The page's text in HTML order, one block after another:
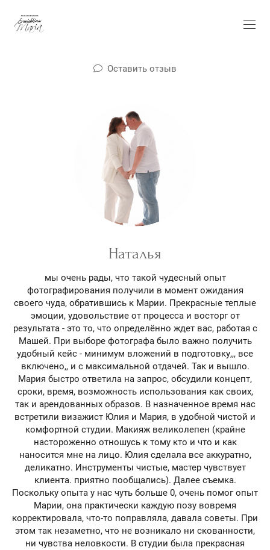
Оставить отзыв
Наталья
мы очень рады, что такой чудесный опыт
фотографирования получили в момент ожидания
своего чуда, обратившись к Марии. Прекрасные теплые
эмоции, удовольствие от процесса и восторг от
результата - это то, что определённо ждет вас, работая с
Машей. При выборе фотографа было важно получить
удобный кейс - минимум вложений в подготовку,,, все
включено,, и с максимальной отдачей. Так и вышло.
Мария быстро ответила на запрос, обсудили концепт,
сроки, время, возможность использования как своих,
так и арендованных образов. В назначенное время нас
встретили визажист Юлия и Мария, в удобной чистой и
комфортной студии. Макияж великолепен (крайне
настороженно отношусь к тому кто и что и как
наносится мне на лицо. Юлия сделала все аккуратно,
деликатно. Инструменты чистые, мастер чувствует
клиента. приятно пообщались). Далее съемка.
Поскольку опыта у нас чуть больше 0, очень помог опыт
Марии, она практически каждую позу вовремя
корректировала, что-то поправляла, давала советы. При
этом так незаметно, что не возникало ни скованности,
ни чувства неловкости. В студии была прекрасная